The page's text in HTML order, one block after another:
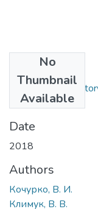
No
Thumbnail
Available
Belarus i Kitaj
KB)
Date
2018
Authors
Кочурко, В. И.
Климук, В. В.